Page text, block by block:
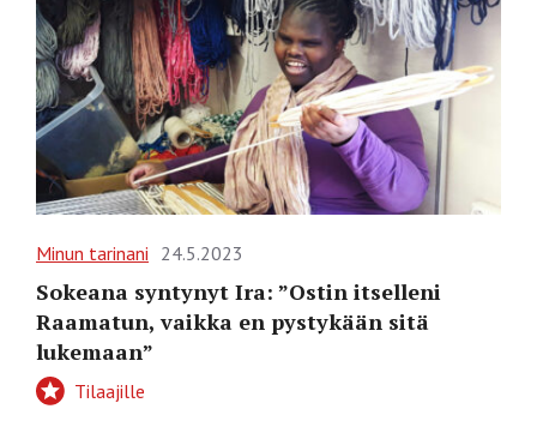
Minun tarinani 24.5.2023
Sokeana syntynyt Ira: ”Ostin itselleni
Raamatun, vaikka en pystykään sitä
lukemaan”
Tilaajille